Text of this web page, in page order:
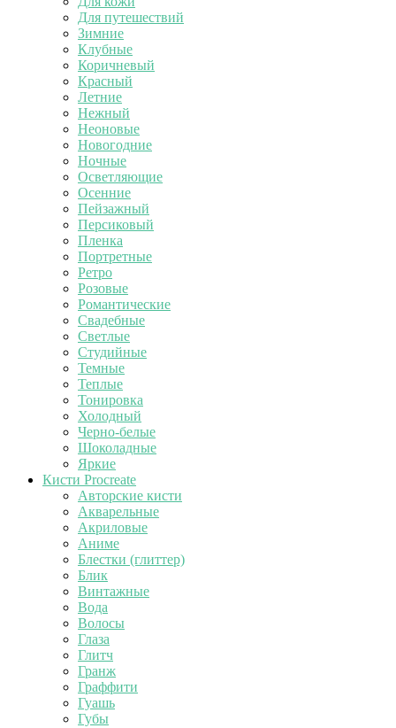
Для путешествий
Зимние
Клубные
Коричневый
Красный
Летние
Нежный
Неоновые
Новогодние
Ночные
Осветляющие
Осенние
Пейзажный
Персиковый
Пленка
Портретные
Ретро
Розовые
Романтические
Свадебные
Светлые
Студийные
Темные
Теплые
Тонировка
Холодный
Черно-белые
Шоколадные
Яркие
Кисти Procreate
Авторские кисти
Акварельные
Акриловые
Аниме
Блестки (глиттер)
Блик
Винтажные
Вода
Волосы
Глаза
Глитч
Гранж
Граффити
Гуашь
Губы